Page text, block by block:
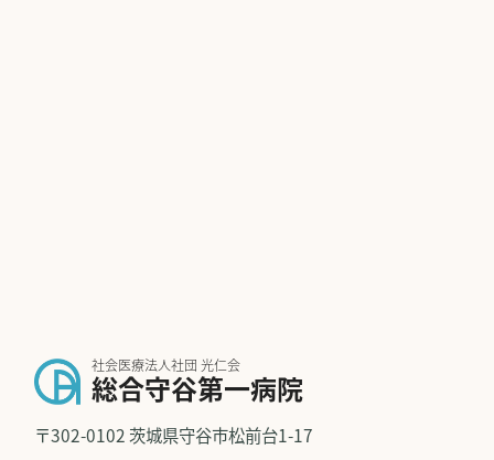
社会医療法人社団 光仁会
総合守谷第一病院
〒302-0102 茨城県守谷市松前台1-17